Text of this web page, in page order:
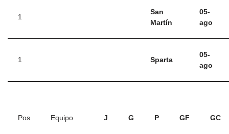
1
San
Martín
05-
ago
1 Sparta
05-
ago
Pos Equipo J G P GF GC